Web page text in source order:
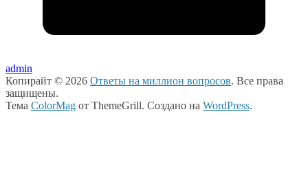
admin
Копирайт © 2026 Ответы на миллион вопросов. Все права
защищены.
Тема ColorMag от ThemeGrill. Создано на WordPress.